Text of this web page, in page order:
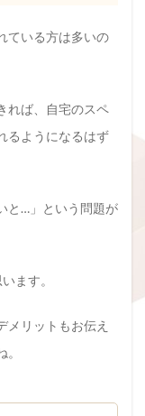
ている方は多いの
れば、自宅のスペ
るようになるはず
と…」という問題が
ます。
メリットもお伝え